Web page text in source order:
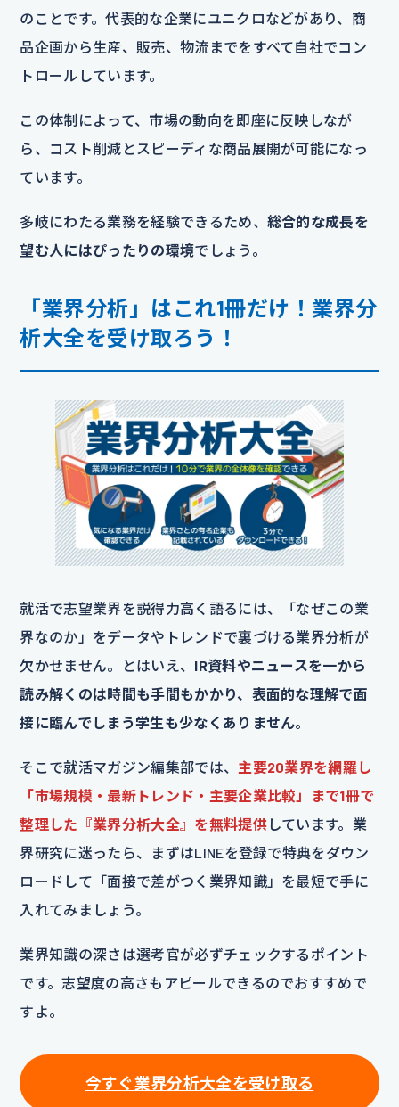
のことです。代表的な企業にユニクロなどがあり、商
品企画から生産、販売、物流までをすべて自社でコン
トロールしています。
この体制によって、市場の動向を即座に反映しなが
ら、コスト削減とスピーディな商品展開が可能になっ
ています。
多岐にわたる業務を経験できるため、 総合的な成長を
望む人にはぴったりの環境でしょう。
「業界分析」はこれ1冊だけ！業界分
析大全を受け取ろう！
就活で志望業界を説得力高く語るには、「なぜこの業
界なのか」をデータやトレンドで裏づける業界分析が
欠かせません。とはいえ、 IR資料やニュースを一から
読み解くのは時間も手間もかかり、表面的な理解で面
接に臨んでしまう学生も少なくありません。
そこで就活マガジン編集部では、 主要20業界を網羅し
「市場規模・最新トレンド・主要企業比較」まで1冊で
整理した『業界分析大全』を無料提供しています。業
界研究に迷ったら、まずはLINEを登録で特典をダウン
ロードして「面接で差がつく業界知識」を最短で手に
入れてみましょう。
業界知識の深さは選考官が必ずチェックするポイント
です。志望度の高さもアピールできるのでおすすめで
すよ。
今すぐ業界分析大全を受け取る